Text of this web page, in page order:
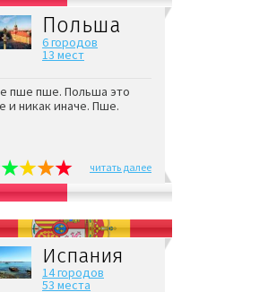
Польша
6 городов
13 мест
пше пше. Польша это
и никак иначе. Пше.
читать далее
Испания
14 городов
53 места